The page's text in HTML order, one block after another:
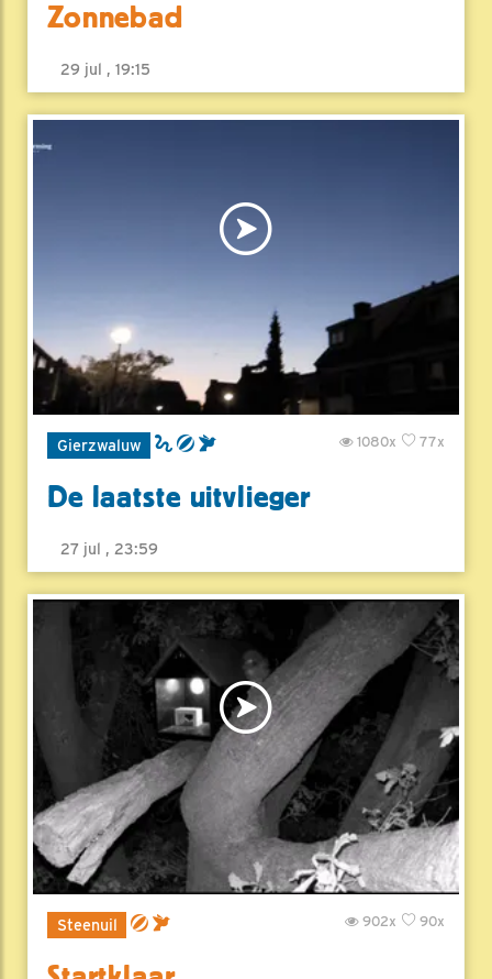
Zonnebad
29 jul , 19:15
Gierzwaluw 77x
1080x
De laatste uitvlieger
27 jul , 23:59
Steenuil 90x
902x